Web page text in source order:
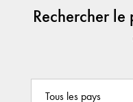
Rechercher